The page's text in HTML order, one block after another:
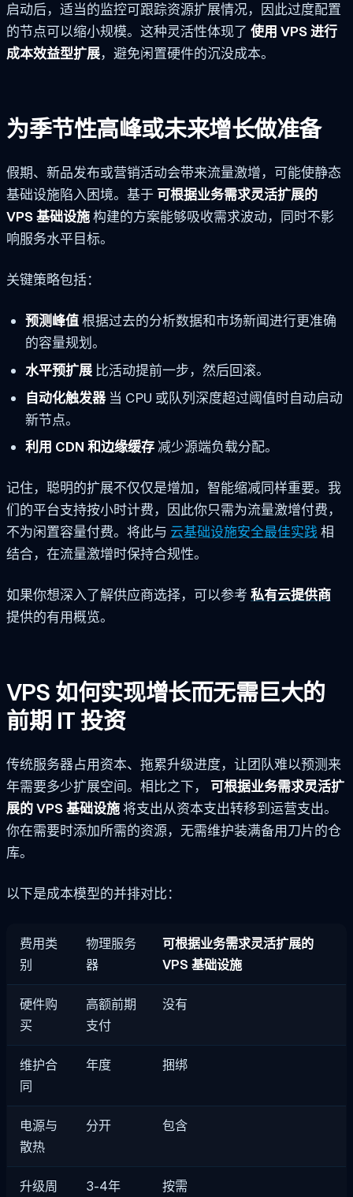
启动后，适当的监控可跟踪资源扩展情况，因此过度配置
的节点可以缩小规模。这种灵活性体现了 使用 VPS 进行
成本效益型扩展，避免闲置硬件的沉没成本。
为季节性高峰或未来增长做准备
假期、新品发布或营销活动会带来流量激增，可能使静态
基础设施陷入困境。基于 可根据业务需求灵活扩展的
VPS 基础设施构建的方案能够吸收需求波动，同时不影
响服务水平目标。
关键策略包括：
预测峰值根据过去的分析数据和市场新闻进行更准确
的容量规划。
水平预扩展比活动提前一步，然后回滚。
自动化触发器当 CPU 或队列深度超过阈值时自动启动
新节点。
利用 CDN 和边缘缓存减少源端负载分配。
记住，聪明的扩展不仅仅是增加，智能缩减同样重要。我
们的平台支持按小时计费，因此你只需为流量激增付费，
不为闲置容量付费。将此与 云基础设施安全最佳实践相
结合，在流量激增时保持合规性。
如果你想深入了解供应商选择，可以参考 私有云提供商
提供的有用概览。
VPS 如何实现增长而无需巨大的
前期 IT 投资
传统服务器占用资本、拖累升级进度，让团队难以预测来
年需要多少扩展空间。相比之下， 可根据业务需求灵活扩
展的 VPS 基础设施 将支出从资本支出转移到运营支出。
你在需要时添加所需的资源，无需维护装满备用刀片的仓
库。
以下是成本模型的并排对比：
费用类
别
物理服务
器
可根据业务需求灵活扩展的
VPS 基础设施
硬件购
买
高额前期
支付
没有
维护合
同
年度 捆绑
电源与
散热
分开 包含
升级周 3-4年 按需